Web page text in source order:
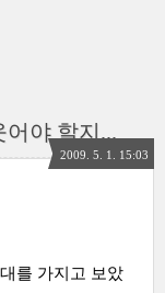
야 할지...
2009. 5. 1. 15:03
를 가지고 보았